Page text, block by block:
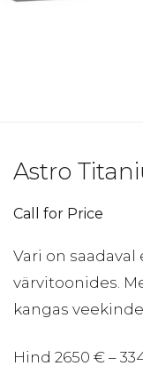
Astro
Call for Price
Vari on
värvitoonides.
kangas
Hind 2650 € –